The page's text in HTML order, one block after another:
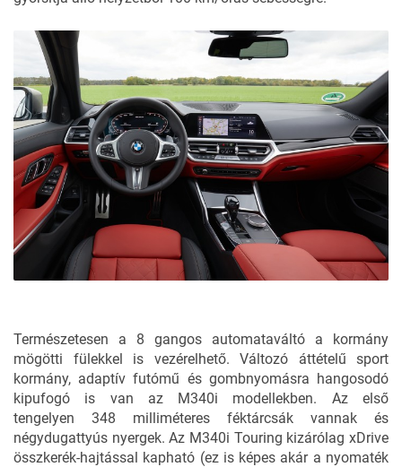
Természetesen a 8 gangos automataváltó a kormány
mögötti fülekkel is vezérelhető. Változó áttételű sport
kormány, adaptív futómű és gombnyomásra hangosodó
kipufogó is van az M340i modellekben. Az első
tengelyen 348 milliméteres féktárcsák vannak és
négydugattyús nyergek. Az M340i Touring kizárólag xDrive
összkerék-hajtással kapható (ez is képes akár a nyomaték